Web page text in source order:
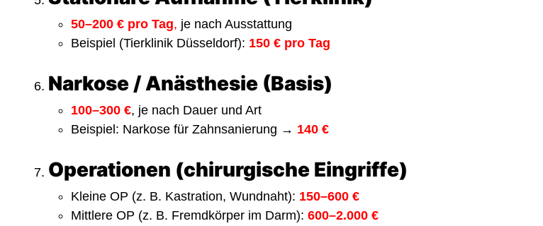
50–200 € pro Tag, je nach Ausstattung
Beispiel (Tierklinik Düsseldorf): 150 € pro Tag
Narkose / Anästhesie (Basis)
100–300 €, je nach Dauer und Art
Beispiel: Narkose für Zahnsanierung → 140 €
Operationen (chirurgische Eingriffe)
Kleine OP (z. B. Kastration, Wundnaht): 150–600 €
Mittlere OP (z. B. Fremdkörper im Darm): 600–2.000 €